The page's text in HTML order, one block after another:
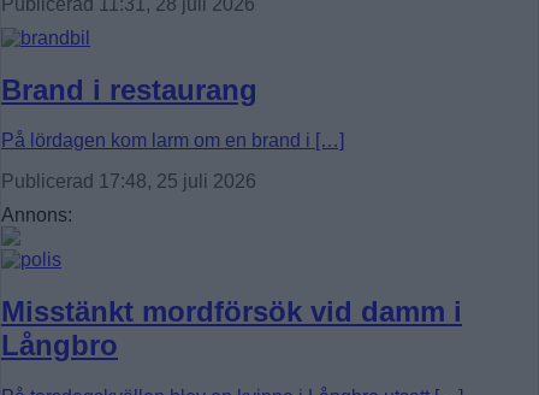
Brand i restaurang
På lördagen kom larm om en brand i […]
Publicerad 17:48, 25 juli 2026
Annons:
Misstänkt mordförsök vid damm i
Långbro